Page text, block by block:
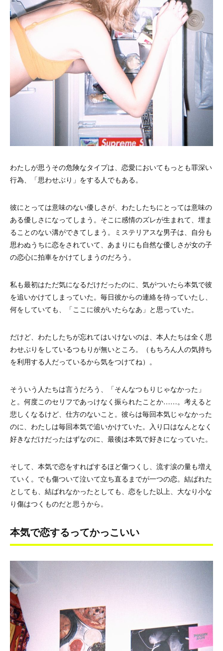
わたしが思うその危険なタイプは、恋愛においてもっとも罪深い
行為、「思わせぶり」をする人でもある。
彼にとっては意味のない優しさが、わたしたちにとっては意味の
ある優しさになってしまう。そこに感情のズレが生まれて、埋ま
ることのない溝ができてしまう。ミステリアスな男子は、自分も
思わぬうちに恋をされていて、あまりにも自然な優しさが女の子
の恋心に拍車をかけてしまうのだろう。
私も最初はただ気になるだけだったのに、気がついたら本気で彼
を追いかけてしまっていた。毎日彼からの連絡を待っていたし、
何をしていても、「ここに彼がいたらなあ」と思っていた。
だけど、わたしたちが忘れてはいけないのは、本人たちは全く思
わせぶりをしているつもりが無いところ。（もちろん人の気持ち
を利用する人だっているから気をつけてね）。
そういう人たちは言うだろう、「そんなつもりじゃなかった」
と。何度このセリフであっけなく振られたことか……。考えると
悲しくなるけど、仕方のないこと。彼らは毎回本気じゃなかった
のに、わたしは毎回本気で追いかけていた。入り口はなんとなく
好きなだけだったはずなのに、最後は本気で好きになっていた。
そして、本気で恋をすればするほど傷つくし、流す涙の量も増え
ていく。でも傷ついて泣いて立ち直るまでが一つの恋。結ばれた
としても、結ばれなかったとしても、恋をした以上、大なり小な
り傷はつくものだと思うから。
本気で恋するってかっこいい